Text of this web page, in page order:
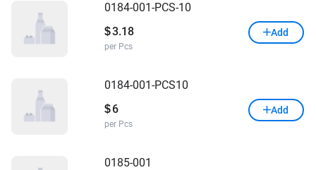
0184-001-PCS-10
$3.18
per Pcs
Add
0184-001-PCS10
$ 6
per Pcs
Add
0185-001